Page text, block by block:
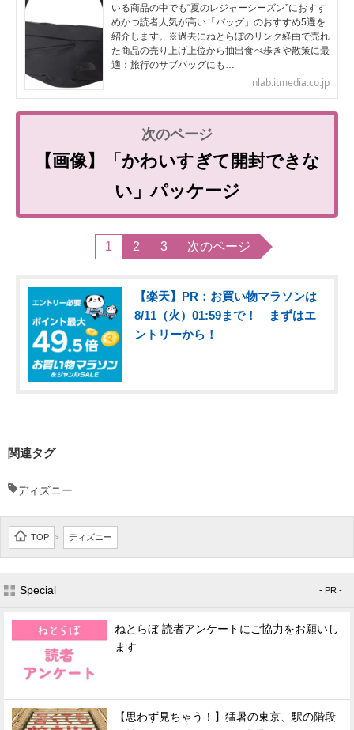
いる商品の中でも“夏のレジャーシーズン”におすす
めかつ読者人気が高い「バッグ」のおすすめ5選を
紹介します。※過去にねとらぼのリンク経由で売れ
た商品の売り上げ上位から抽出食べ歩きや散策に最
適：旅行のサブバッグにも…
nlab.itmedia.co.jp
【画像】「かわいすぎて開封できな
い」パッケージ
1 2 3 次のページ
【楽天】PR：お買い物マラソンは
8/11（火）01:59まで！ まずはエ
ントリーから！
関連タグ
ディズニー
TOP > ディズニー
Special - PR -
ねとらぼ 読者アンケートにご協力をお願いし
ます
【思わず見ちゃう！】猛暑の東京、駅の階段